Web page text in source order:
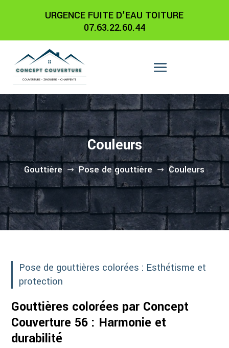
URGENCE FUITE D’EAU TOITURE
07.63.22.60.44
Couleurs
Gouttière $ Pose de gouttière $ Couleurs
Pose de gouttières colorées : Esthétisme et
protection
Gouttières colorées par Concept
Couverture 56 : Harmonie et
durabilité